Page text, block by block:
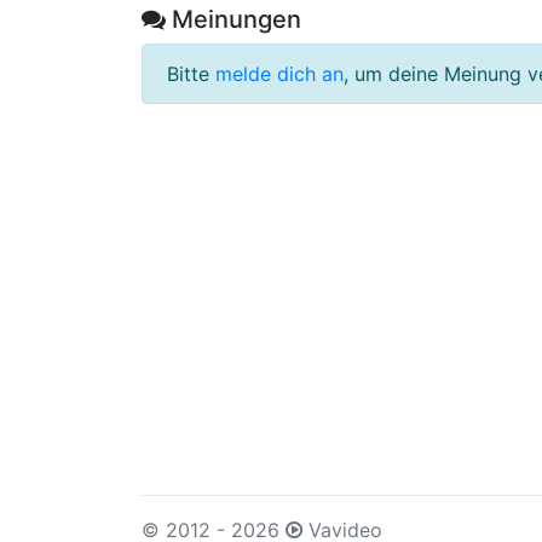
Meinungen
Bitte melde dich an, um deine Meinung
© 2012 - 2026 Vavideo